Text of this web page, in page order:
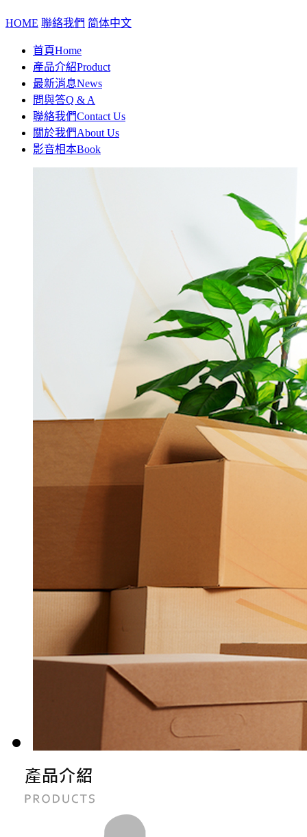
HOME 聯絡我們 简体中文
首頁Home
產品介紹Product
最新消息News
問與答Q & A
聯絡我們Contact Us
關於我們About Us
影音相本Book